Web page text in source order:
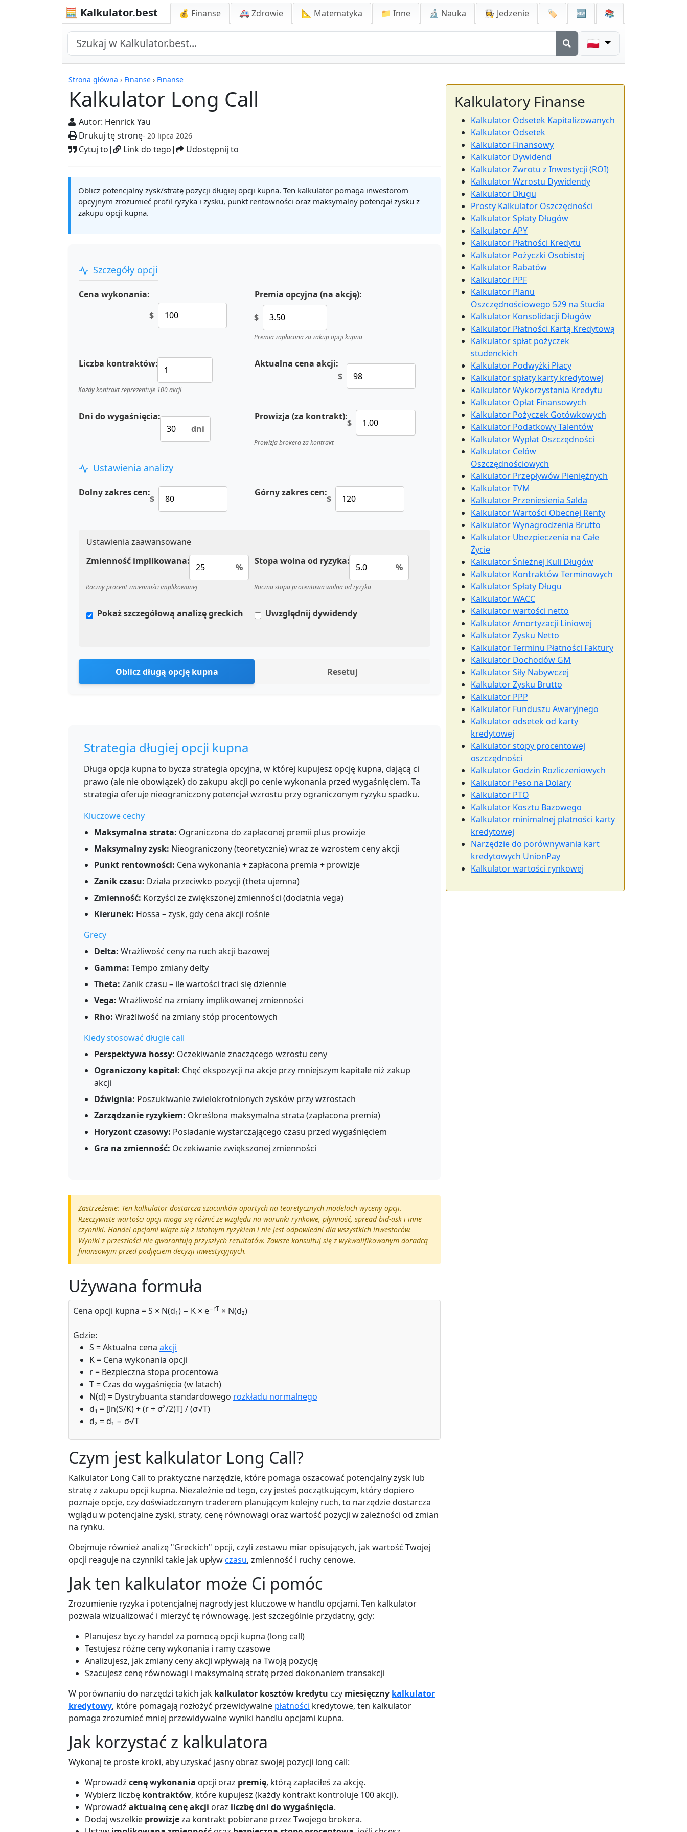
🧮 Kalkulator.best 💰 Finanse 🚑 Zdrowie 📐 Matematyka 📁 Inne 🔬 Nauka 👩‍🍳 Jedzenie 🏷️ 🆕 📚
🇵🇱
Strona główna › Finanse › Finanse
Kalkulator Long Call
Autor: Henrick Yau
Drukuj tę stronę- 20 lipca 2026
Cytuj to| Link do tego| Udostępnij to
Kalkulatory
Oblicz potencjalny zysk/stratę pozycji długiej opcji kupna. Ten kalkulator pomaga inwestorom
opcyjnym zrozumieć profil ryzyka i zysku, punkt rentowności oraz maksymalny potencjał zysku z
zakupu opcji kupna.
Szczegóły opcji
Cena wykonania:
$
Premia opcyjna (na akcję):
$
Premia zapłacona za zakup opcji kupna
Liczba kontraktów:
Każdy kontrakt reprezentuje 100 akcji
Aktualna cena akcji:
$
Dni do wygaśnięcia:
dni
Prowizja (za kontrakt):
$
Prowizja brokera za kontrakt
Ustawienia analizy
Dolny zakres cen:
$
Górny zakres cen:
$
Ustawienia zaawansowane
Zmienność implikowana:
%
Roczny procent zmienności implikowanej
Stopa wolna od ryzyka:
%
Roczna stopa procentowa wolna od ryzyka
Pokaż szczegółową analizę greckich Uwzględnij dywidendy
Oblicz długą opcję kupna Resetuj
Strategia długiej opcji kupna
Długa opcja kupna to bycza strategia opcyjna, w której kupujesz opcję kupna, dającą ci
prawo (ale nie obowiązek) do zakupu akcji po cenie wykonania przed wygaśnięciem. Ta
strategia oferuje nieograniczony potencjał wzrostu przy ograniczonym ryzyku spadku.
Kluczowe cechy
Maksymalna strata: Ograniczona do zapłaconej premii plus prowizje
Maksymalny zysk: Nieograniczony (teoretycznie) wraz ze wzrostem ceny akcji
Punkt rentowności: Cena wykonania + zapłacona premia + prowizje
Zanik czasu: Działa przeciwko pozycji (theta ujemna)
Zmienność: Korzyści ze zwiększonej zmienności (dodatnia vega)
Kierunek: Hossa – zysk, gdy cena akcji rośnie
Grecy
Delta: Wrażliwość ceny na ruch akcji bazowej
Gamma: Tempo zmiany delty
Theta: Zanik czasu – ile wartości traci się dziennie
Vega: Wrażliwość na zmiany implikowanej zmienności
Rho: Wrażliwość na zmiany stóp procentowych
Kiedy stosować długie call
Perspektywa hossy: Oczekiwanie znaczącego wzrostu ceny
Ograniczony kapitał: Chęć ekspozycji na akcje przy mniejszym kapitale niż zakup
akcji
Dźwignia: Poszukiwanie zwielokrotnionych zysków przy wzrostach
Zarządzanie ryzykiem: Określona maksymalna strata (zapłacona premia)
Horyzont czasowy: Posiadanie wystarczającego czasu przed wygaśnięciem
Gra na zmienność: Oczekiwanie zwiększonej zmienności
Zastrzeżenie: Ten kalkulator dostarcza szacunków opartych na teoretycznych modelach wyceny opcji.
Rzeczywiste wartości opcji mogą się różnić ze względu na warunki rynkowe, płynność, spread bid-ask i inne
czynniki. Handel opcjami wiąże się z istotnym ryzykiem i nie jest odpowiedni dla wszystkich inwestorów.
Wyniki z przeszłości nie gwarantują przyszłych rezultatów. Zawsze konsultuj się z wykwalifikowanym doradcą
finansowym przed podjęciem decyzji inwestycyjnych.
Używana formuła
Cena opcji kupna = S × N(d₁) − K × e−rT × N(d₂)
Gdzie:
S = Aktualna cena akcji
K = Cena wykonania opcji
r = Bezpieczna stopa procentowa
T = Czas do wygaśnięcia (w latach)
N(d) = Dystrybuanta standardowego rozkładu normalnego
d₁ = [ln(S/K) + (r + σ²/2)T] / (σ√T)
d₂ = d₁ − σ√T
Czym jest kalkulator Long Call?
Kalkulator Long Call to praktyczne narzędzie, które pomaga oszacować potencjalny zysk lub
stratę z zakupu opcji kupna. Niezależnie od tego, czy jesteś początkującym, który dopiero
poznaje opcje, czy doświadczonym traderem planującym kolejny ruch, to narzędzie dostarcza
wglądu w potencjalne zyski, straty, cenę równowagi oraz wartość pozycji w zależności od zmian
na rynku.
Obejmuje również analizę "Greckich" opcji, czyli zestawu miar opisujących, jak wartość Twojej
opcji reaguje na czynniki takie jak upływczasu, zmienność i ruchy cenowe.
Jak ten kalkulator może Ci pomóc
Zrozumienie ryzyka i potencjalnej nagrody jest kluczowe w handlu opcjami. Ten kalkulator
pozwala wizualizować i mierzyć tę równowagę. Jest szczególnie przydatny, gdy:
Planujesz byczy handel za pomocą opcji kupna (long call)
Testujesz różne ceny wykonania i ramy czasowe
Analizujesz, jak zmiany ceny akcji wpływają na Twoją pozycję
Szacujesz cenę równowagi i maksymalną stratę przed dokonaniem transakcji
W porównaniu do narzędzi takich jak kalkulator kosztów kredytu czy miesięczny kalkulator
kredytowy, które pomagają rozłożyć przewidywalne płatności kredytowe, ten kalkulator
pomaga zrozumieć mniej przewidywalne wyniki handlu opcjami kupna.
Jak korzystać z kalkulatora
Wykonaj te proste kroki, aby uzyskać jasny obraz swojej pozycji long call:
Wprowadź cenę wykonania opcji oraz premię, którą zapłaciłeś za akcję.
Wybierz liczbę kontraktów, które kupujesz (każdy kontrakt kontroluje 100 akcji).
Wprowadź aktualną cenę akcji oraz liczbę dni do wygaśnięcia.
Dodaj wszelkie prowizjeza kontrakt pobierane przez Twojego brokera.
Kalkulatory Finanse
Kalkulator Odsetek Kapitalizowanych
Kalkulator Odsetek
Kalkulator Finansowy
Kalkulator Dywidend
Kalkulator Zwrotu z Inwestycji (ROI)
Kalkulator Wzrostu Dywidendy
Kalkulator Długu
Prosty Kalkulator Oszczędności
Kalkulator Spłaty Długów
Kalkulator APY
Kalkulator Płatności Kredytu
Kalkulator Pożyczki Osobistej
Kalkulator Rabatów
Kalkulator PPF
Kalkulator Planu
Oszczędnościowego 529 na Studia
Kalkulator Konsolidacji Długów
Kalkulator Płatności Kartą Kredytową
Kalkulator spłat pożyczek
studenckich
Kalkulator Podwyżki Płacy
Kalkulator spłaty karty kredytowej
Kalkulator Wykorzystania Kredytu
Kalkulator Opłat Finansowych
Kalkulator Pożyczek Gotówkowych
Kalkulator Podatkowy Talentów
Kalkulator Wypłat Oszczędności
Kalkulator Celów
Oszczędnościowych
Kalkulator Przepływów Pieniężnych
Kalkulator TVM
Kalkulator Przeniesienia Salda
Kalkulator Wartości Obecnej Renty
Kalkulator Wynagrodzenia Brutto
Kalkulator Ubezpieczenia na Całe
Życie
Kalkulator Śnieżnej Kuli Długów
Kalkulator Kontraktów Terminowych
Kalkulator Spłaty Długu
Kalkulator WACC
Kalkulator wartości netto
Kalkulator Amortyzacji Liniowej
Kalkulator Zysku Netto
Kalkulator Terminu Płatności Faktury
Kalkulator Dochodów GM
Kalkulator Siły Nabywczej
Kalkulator Zysku Brutto
Kalkulator PPP
Kalkulator Funduszu Awaryjnego
Kalkulator odsetek od karty
kredytowej
Kalkulator stopy procentowej
oszczędności
Kalkulator Godzin Rozliczeniowych
Kalkulator Peso na Dolary
Kalkulator PTO
Kalkulator Kosztu Bazowego
Kalkulator minimalnej płatności karty
kredytowej
Narzędzie do porównywania kart
kredytowych UnionPay
Kalkulator wartości rynkowej